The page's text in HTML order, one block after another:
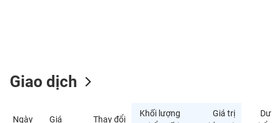
Giao dịch
Ngày Giá Thay đổi
Khối lượng Giá trị Dư